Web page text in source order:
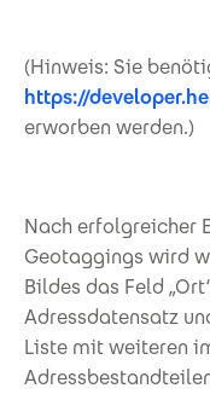
(Hinweis: Sie
https://
erworben werden.)
Nach erfolgreicher
Geotaggings wird
Bildes das Feld
Adressdatensatz
Liste mit weiteren